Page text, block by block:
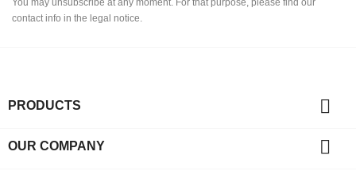
You may unsubscribe at any moment. For that purpose, please find our
contact info in the legal notice.
PRODUCTS 
OUR COMPANY 